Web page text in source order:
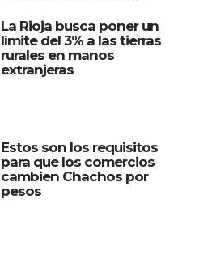
La Rioja busca poner un
límite del 3% a las tierras
rurales en manos
extranjeras
Estos son los requisitos
para que los comercios
cambien Chachos por
pesos